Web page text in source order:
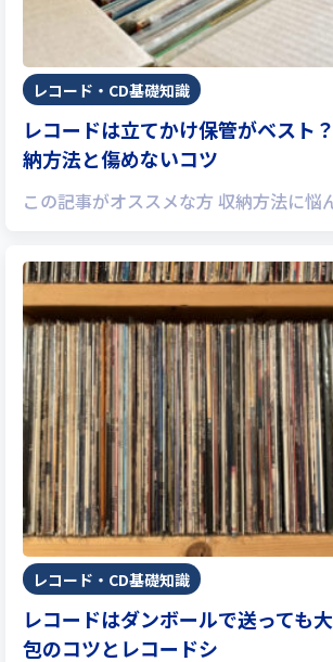
レコード・CD基礎知識
レコードは立てかけ保管がベスト
納方法と傷めないコツ
この記事がオススメな方 収納方法に悩
レコード・CD基礎知識
レコードはダンボールで送っても
包のコツとレコードシ